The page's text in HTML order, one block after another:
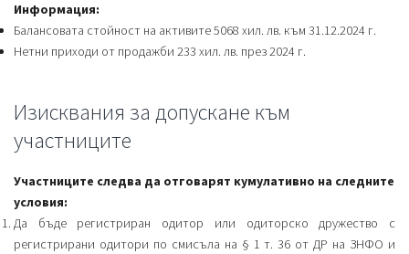
Информация:
Балансовата стойност на активите 5068 хил. лв. към 31.12.2024 г.
Нетни приходи от продажби 233 хил. лв. през 2024 г.
Изисквания за допускане към
участниците
Участниците следва да отговарят кумулативно на следните
условия:
Да бъде регистриран одитор или одиторско дружество с
регистрирани одитори по смисъла на § 1 т. 36 от ДР на ЗНФО и